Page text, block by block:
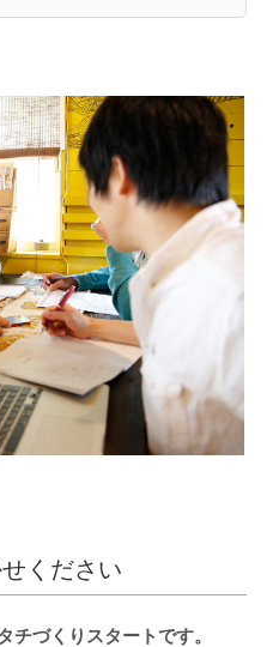
ください
チづくりスタートです。